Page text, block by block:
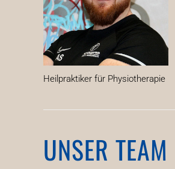
Heilpraktiker für Physiotherapie
UNSER TEAM